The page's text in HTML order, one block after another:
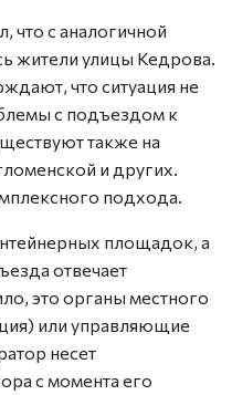
что с аналогичной
жители улицы Кедрова.
что ситуация не
с подъездом к
также на
и других.
подхода.
площадок, а
отвечает
это органы местного
или управляющие
несет
с момента его